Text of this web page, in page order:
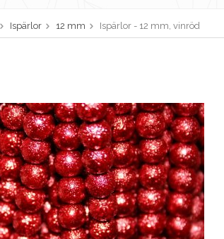
Ispärlor 12 mm Ispärlor - 12 mm, vinröd